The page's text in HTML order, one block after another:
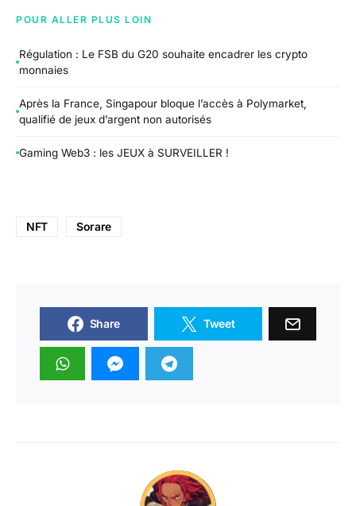
POUR ALLER PLUS LOIN
Régulation : Le FSB du G20 souhaite encadrer les crypto
monnaies
Après la France, Singapour bloque l’accès à Polymarket,
qualifié de jeux d’argent non autorisés
Gaming Web3 : les JEUX à SURVEILLER !
NFT Sorare
Share Tweet